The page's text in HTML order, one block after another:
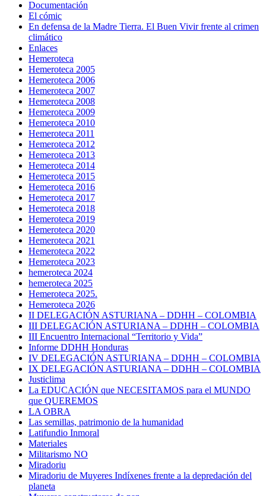
Documentación
El cómic
En defensa de la Madre Tierra. El Buen Vivir frente al crimen
climático
Enlaces
Hemeroteca
Hemeroteca 2005
Hemeroteca 2006
Hemeroteca 2007
Hemeroteca 2008
Hemeroteca 2009
Hemeroteca 2010
Hemeroteca 2011
Hemeroteca 2012
Hemeroteca 2013
Hemeroteca 2014
Hemeroteca 2015
Hemeroteca 2016
Hemeroteca 2017
Hemeroteca 2018
Hemeroteca 2019
Hemeroteca 2020
Hemeroteca 2021
Hemeroteca 2022
Hemeroteca 2023
hemeroteca 2024
hemeroteca 2025
Hemeroteca 2025.
Hemeroteca 2026
II DELEGACIÓN ASTURIANA – DDHH – COLOMBIA
III DELEGACIÓN ASTURIANA – DDHH – COLOMBIA
III Encuentro Internacional “Territorio y Vida”
Informe DDHH Honduras
IV DELEGACIÓN ASTURIANA – DDHH – COLOMBIA
IX DELEGACIÓN ASTURIANA – DDHH – COLOMBIA
Justiclima
La EDUCACIÓN que NECESITAMOS para el MUNDO
que QUEREMOS
LA OBRA
Las semillas, patrimonio de la humanidad
Latifundio Inmoral
Materiales
Militarismo NO
Miradoriu
Miradoriu de Muyeres Indíxenes frente a la depredación del
planeta